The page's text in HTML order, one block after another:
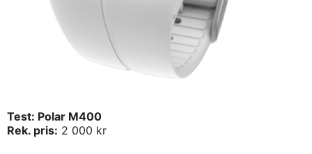
Test: Polar M400
Rek. pris: 2 000 kr